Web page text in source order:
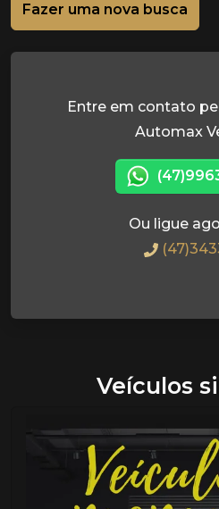
Fazer uma nova busca
Entre em contato
Automax
Ou ligue
Veículos